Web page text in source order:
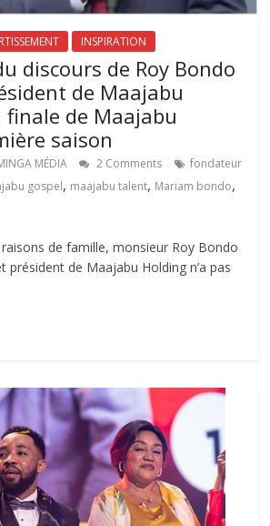
INSPIRATION
discours de Roy Bondo
de Maajabu
finale de Maajabu
saison
MÉDIA 2 Comments
fondateur
gospel, maajabu talent, Mariam bondo,
de famille, monsieur Roy Bondo
président de Maajabu Holding n’a pas